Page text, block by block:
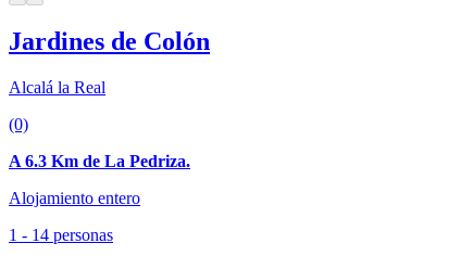
Jardines de Colón
Alcalá la Real
(0)
A 6.3 Km de La Pedriza.
Alojamiento entero
1 - 14 personas